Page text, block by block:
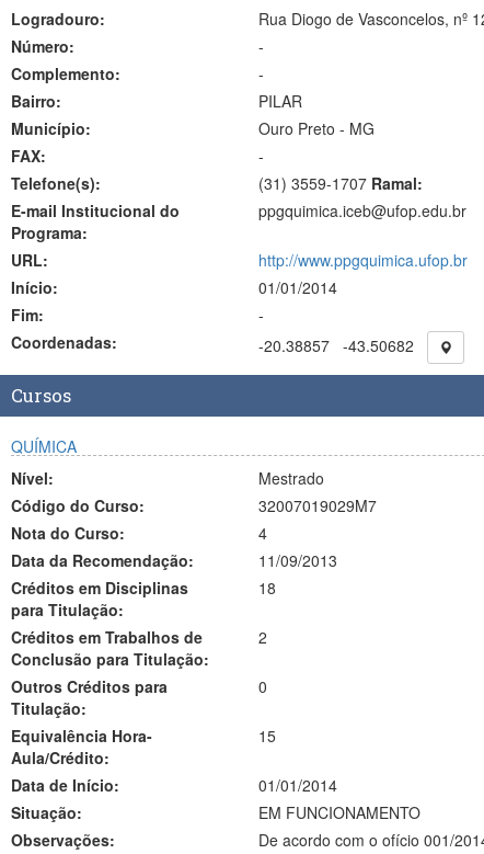
Logradouro:
Rua Diogo de Vasconcelos, nº
Número:
-
Complemento:
-
Bairro:
PILAR
Município:
Ouro Preto - MG
FAX:
-
Telefone(s):
(31) 3559-1707 Ramal:
E-mail Institucional do
Programa:
ppgquimica.iceb@ufop.edu.br
URL:
http://www.ppgquimica.ufop.br
Início:
01/01/2014
Fim:
-
Coordenadas:
-20.38857 -43.50682
Cursos
QUÍMICA
Nível:
Mestrado
Código do Curso:
32007019029M7
Nota do Curso:
4
Data da Recomendação:
11/09/2013
Créditos em Disciplinas
para Titulação:
18
Créditos em Trabalhos de
Conclusão para Titulação:
2
Outros Créditos para
Titulação:
0
Equivalência Hora-
Aula/Crédito:
15
Data de Início:
01/01/2014
Situação:
EM FUNCIONAMENTO
Observações:
De acordo com o ofício 001/